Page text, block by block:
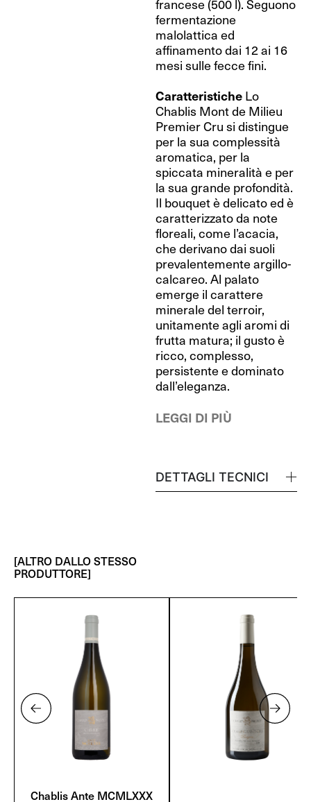
francese (500 l). Seguono
fermentazione
malolattica ed
affinamento dai 12 ai 16
mesi sulle fecce fini.
Caratteristiche Lo
Chablis Mont de Milieu
Premier Cru si distingue
per la sua complessità
aromatica, per la
spiccata mineralità e per
la sua grande profondità.
Il bouquet è delicato ed è
caratterizzato da note
floreali, come l’acacia,
che derivano dai suoli
prevalentemente argillo-
calcareo. Al palato
emerge il carattere
minerale del terroir,
unitamente agli aromi di
frutta matura; il gusto è
ricco, complesso,
persistente e dominato
dall’eleganza.
LEGGI DI PIÙ
DETTAGLI TECNICI
[ALTRO DALLO STESSO
PRODUTTORE]
Chablis Ante MCMLXXX